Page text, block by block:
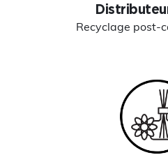
Recyclage post-